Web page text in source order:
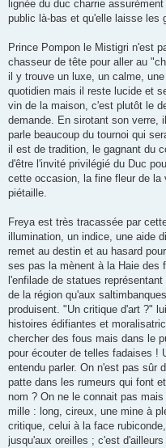
lignée du duc charrie
public là-bas et qu'elle laisse les
Prince Pompon le Mistigri n'est
chasseur de tête pour aller au
il y trouve un luxe, un calme,
quotidien mais il reste lucide et
vin de la maison, c'est plutôt le
demande. En sirotant son verre,
parle beaucoup du tournoi qui
il est de tradition, le gagnant du
d'être l'invité privilégié du Duc
cette occasion, la fine fleur de
piétaille.
Freya est très tracassée par
illumination, un indice, une aide
remet au destin et au hasard
ses pas la mènent à la Haie des
l'enfilade de statues
de la région qu'aux
produisent. "Un critique d'art ?"
histoires édifiantes et
chercher des fous mais dans le
pour écouter de telles fadaises !
entendu parler. On n'est pas sûr
patte dans les rumeurs qui font
nom ? On ne le connait pas
mille : long, cireux, une mine à
critique, celui à la face
jusqu'aux oreilles ; c'est